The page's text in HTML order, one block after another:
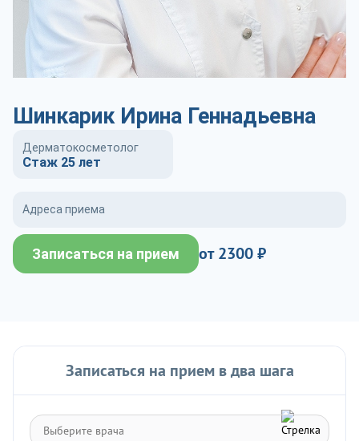
Шинкарик Ирина Геннадьевна
Дерматокосметолог
Стаж 25 лет
Адреса приема
Записаться на прием от 2300 ₽
Записаться на прием в два шага